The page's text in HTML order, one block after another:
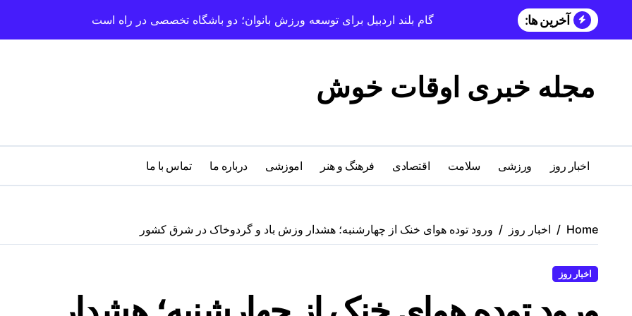
آخرین ها: گام بلند اردبیل برای توسعه ورزش بانوان؛ دو باشگاه تخصصی در راه است
مجله خبری اوقات خوش
اخبار روز ورزشی سلامت اقتصادی فرهنگ و هنر اموزشی درباره‌ ما تماس با ما
Home اخبار روز ورود توده هوای خنک از چهارشنبه؛ هشدار وزش باد و گردوخاک در شرق کشور
اخبار روز